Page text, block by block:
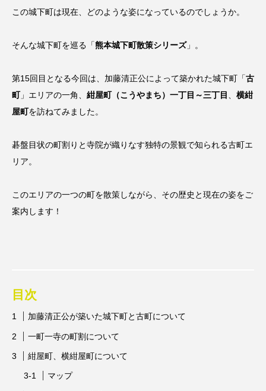
この城下町は現在、どのような姿になっているのでしょうか。
そんな城下町を巡る「熊本城下町散策シリーズ」。
第15回目となる今回は、加藤清正公によって築かれた城下町「古
町」エリアの一角、 紺屋町（こうやまち）一丁目～三丁目
横紺
屋町を訪ねてみました。
碁盤目状の町割りと寺院が織りなす独特の景観で知られる古町エ
リア。
このエリアの一つの町を散策しながら、その歴史と現在の姿をご
案内します！
目次
加藤清正公が築いた城下町と古町について
一町一寺の町割について
紺屋町、横紺屋町について
マップ